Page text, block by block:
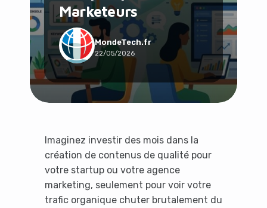
Marketeurs
MondeTech.fr
22/05/2026
Imaginez investir des mois dans la
création de contenus de qualité pour
votre startup ou votre agence
marketing, seulement pour voir votre
trafic organique chuter brutalement du
Social & Communauté
Tech & Développement
Travail & Productivité
Voyage